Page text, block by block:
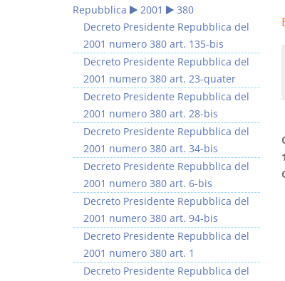
Repubblica
2001
380
Decreto Presidente Repubblica del
2001 numero 380 art. 135-bis
Decreto Presidente Repubblica del
2001 numero 380 art. 23-quater
Decreto Presidente Repubblica del
2001 numero 380 art. 28-bis
Decreto Presidente Repubblica del
2001 numero 380 art. 34-bis
Decreto Presidente Repubblica del
2001 numero 380 art. 6-bis
Decreto Presidente Repubblica del
2001 numero 380 art. 94-bis
Decreto Presidente Repubblica del
2001 numero 380 art. 1
Decreto Presidente Repubblica del
relazione giuridica
Versione ebook€ 5,99
I Singoli Contratti
D. Minussi
Versione ebook
(iva incl.)